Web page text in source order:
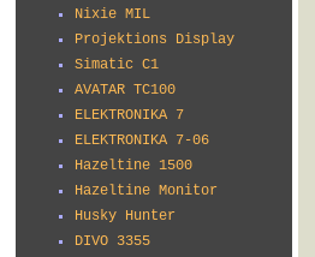
Nixie MIL
Projektions Display
Simatic C1
AVATAR TC100
ELEKTRONIKA 7
ELEKTRONIKA 7-06
Hazeltine 1500
Hazeltine Monitor
Husky Hunter
DIVO 3355